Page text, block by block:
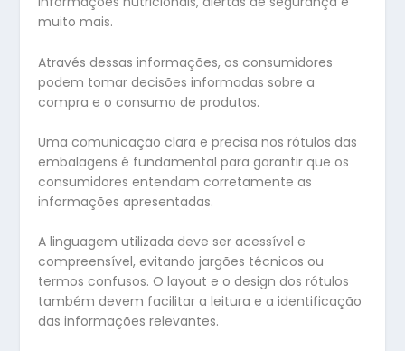
muito mais.
Através dessas informações, os consumidores
podem tomar decisões informadas sobre a
compra e o consumo de produtos.
Uma comunicação clara e precisa nos rótulos das
embalagens é fundamental para garantir que os
consumidores entendam corretamente as
informações apresentadas.
A linguagem utilizada deve ser acessível e
compreensível, evitando jargões técnicos ou
termos confusos. O layout e o design dos rótulos
também devem facilitar a leitura e a identificação
das informações relevantes.